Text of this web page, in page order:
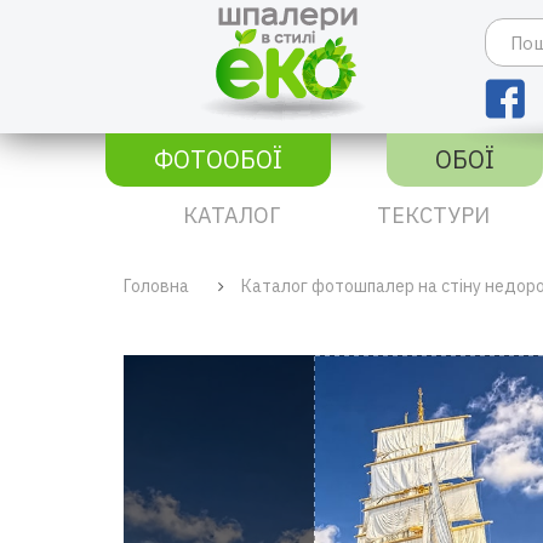
ФОТООБОЇ
ОБОЇ
КАТАЛОГ ТЕКСТУРИ
Головна Каталог фотошпалер на стіну